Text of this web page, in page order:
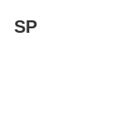
SP